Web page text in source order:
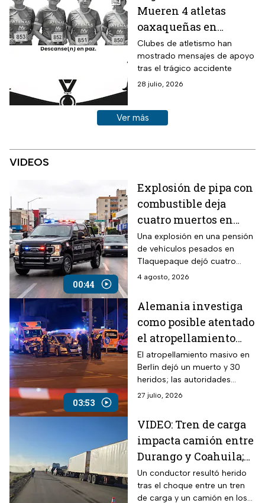
Mueren 4 atletas
oaxaqueñas en
accidente vial tras
competir en Maratón
Guelaguetza
Clubes de atletismo han
mostrado mensajes de apoyo
tras el trágico accidente
28 julio, 2026
Ver más historias sobre este tema
Ver más
VIDEOS
00:44
Explosión de pipa con
combustible deja
cuatro muertos en
Tlaquepaque
Una explosión en una pensión
de vehículos pesados en
Tlaquepaque dejó cuatro
personas fallecidas y movilizó
4 agosto, 2026
03:53
Alemania investiga
como posible atentado
el atropellamiento
masivo en Berlín
El atropellamiento masivo en
Berlín dejó un muerto y 30
heridos; las autoridades
investigan un posible ataque
27 julio, 2026
VIDEO: Tren de carga
impacta camión entre
Durango y Coahuila;
hay un lesionado
Un conductor resultó herido
tras el choque entre un tren
de carga y un camión en los